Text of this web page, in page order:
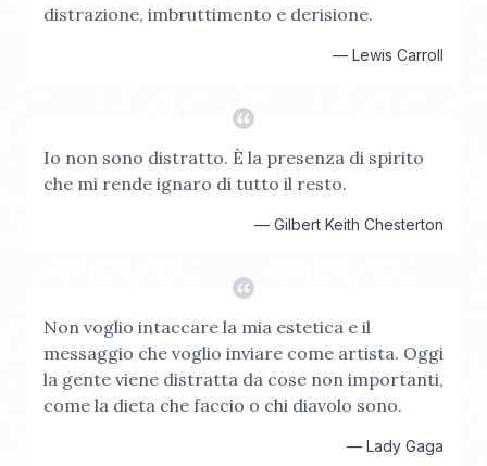
distrazione, imbruttimento e derisione.
— Lewis Carroll
Io non sono distratto. È la presenza di spirito
che mi rende ignaro di tutto il resto.
— Gilbert Keith Chesterton
Non voglio intaccare la mia estetica e il
messaggio che voglio inviare come artista. Oggi
la gente viene distratta da cose non importanti,
come la dieta che faccio o chi diavolo sono.
— Lady Gaga